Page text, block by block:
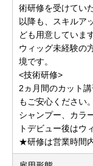
術研修を受けてい
以降も、スキルア
ども用意しています
ウィッグ未経験の
境です。
<技術研修>
2ヵ月間のカット
もご安心ください。
シャンプー、カラ
トデビュー後はウ
★研修は営業時間